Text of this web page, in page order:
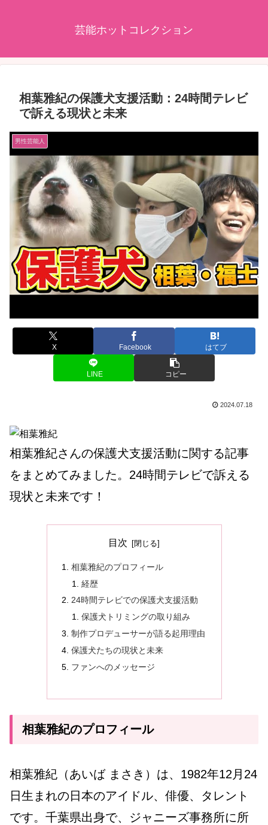
芸能ホットコレクション
相葉雅紀の保護犬支援活動：24時間テレビ
で訴える現状と未来
男性芸能人
X Facebook はてブ
LINE コピー
2024.07.18
相葉雅紀さんの保護犬支援活動に関する記事
をまとめてみました。24時間テレビで訴える
現状と未来です！
目次
相葉雅紀のプロフィール
経歴
24時間テレビでの保護犬支援活動
保護犬トリミングの取り組み
制作プロデューサーが語る起用理由
保護犬たちの現状と未来
ファンへのメッセージ
相葉雅紀のプロフィール
相葉雅紀（あいば まさき）は、1982年12月24
日生まれの日本のアイドル、俳優、タレント
です。千葉県出身で、ジャニーズ事務所に所